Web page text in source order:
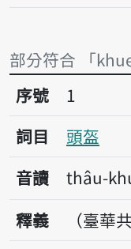
部分符合 「
序號1頭盔
序號
1
詞目
頭盔
音讀
thâu-
釋義 （臺華